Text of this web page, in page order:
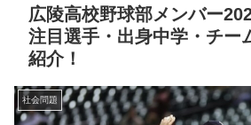
広陵高校野球部メンバー
注目選手・出身中学・チー
紹介！
社会問題